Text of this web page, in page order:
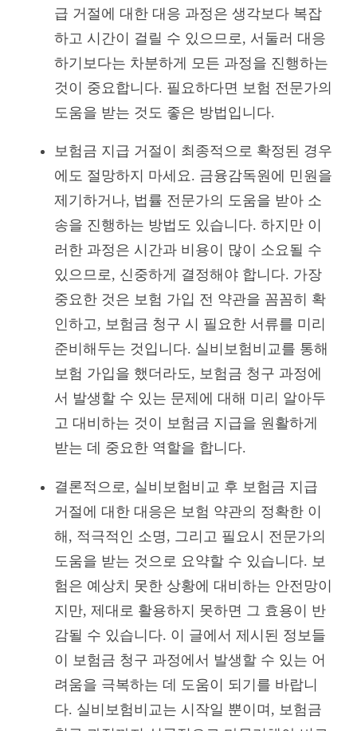
급 거절에 대한 대응 과정은 생각보다 복잡
하고 시간이 걸릴 수 있으므로, 서둘러 대응
하기보다는 차분하게 모든 과정을 진행하는
것이 중요합니다. 필요하다면 보험 전문가의
도움을 받는 것도 좋은 방법입니다.
보험금 지급 거절이 최종적으로 확정된 경우
에도 절망하지 마세요. 금융감독원에 민원을
제기하거나, 법률 전문가의 도움을 받아 소
송을 진행하는 방법도 있습니다. 하지만 이
러한 과정은 시간과 비용이 많이 소요될 수
있으므로, 신중하게 결정해야 합니다. 가장
중요한 것은 보험 가입 전 약관을 꼼꼼히 확
인하고, 보험금 청구 시 필요한 서류를 미리
준비해두는 것입니다. 실비보험비교를 통해
보험 가입을 했더라도, 보험금 청구 과정에
서 발생할 수 있는 문제에 대해 미리 알아두
고 대비하는 것이 보험금 지급을 원활하게
받는 데 중요한 역할을 합니다.
결론적으로, 실비보험비교 후 보험금 지급
거절에 대한 대응은 보험 약관의 정확한 이
해, 적극적인 소명, 그리고 필요시 전문가의
도움을 받는 것으로 요약할 수 있습니다. 보
험은 예상치 못한 상황에 대비하는 안전망이
지만, 제대로 활용하지 못하면 그 효용이 반
감될 수 있습니다. 이 글에서 제시된 정보들
이 보험금 청구 과정에서 발생할 수 있는 어
려움을 극복하는 데 도움이 되기를 바랍니
다. 실비보험비교는 시작일 뿐이며, 보험금